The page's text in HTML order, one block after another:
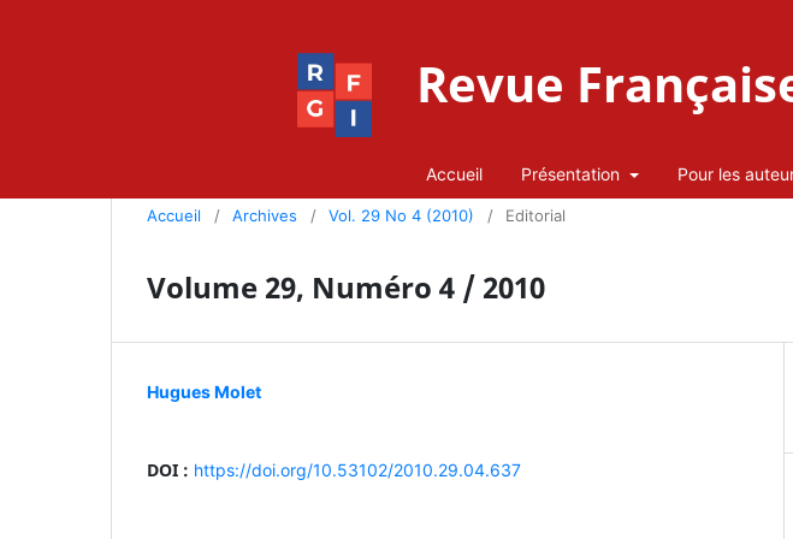
Revue
Accueil Présentation Pour les
Accueil / Archives / Vol. 29 No 4 (2010) / Editorial
Volume 29, Numéro 4 / 2010
Hugues Molet
DOI : https://doi.org/10.53102/2010.29.04.637